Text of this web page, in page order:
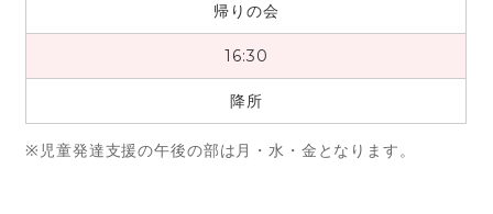
帰りの会
16:30
降所
児童発達支援の午後の部は月・水・金となります。